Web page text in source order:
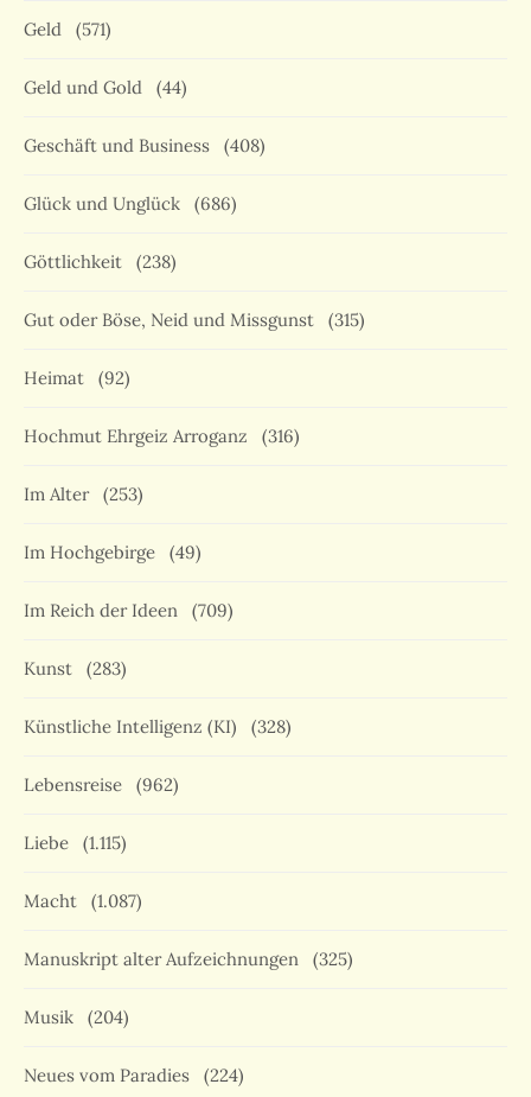
Geld (571)
Geld und Gold (44)
Geschäft und Business (408)
Glück und Unglück (686)
Göttlichkeit (238)
Gut oder Böse, Neid und Missgunst (315)
Heimat (92)
Hochmut Ehrgeiz Arroganz (316)
Im Alter (253)
Im Hochgebirge (49)
Im Reich der Ideen (709)
Kunst (283)
Künstliche Intelligenz (KI) (328)
Lebensreise (962)
Liebe (1.115)
Macht (1.087)
Manuskript alter Aufzeichnungen (325)
Musik (204)
Neues vom Paradies (224)